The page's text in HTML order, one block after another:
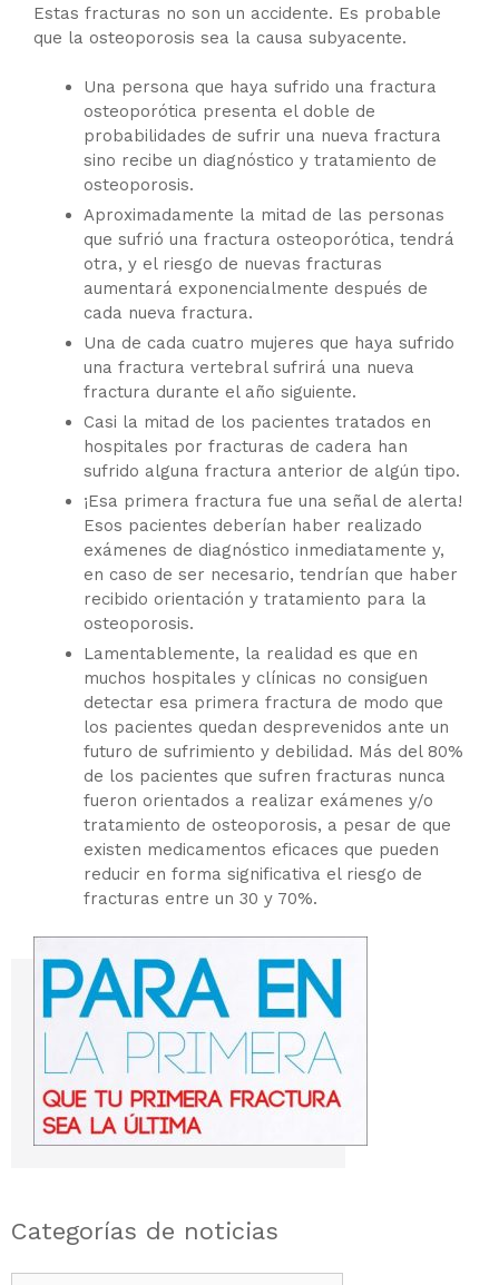
Estas fracturas no son un accidente. Es probable
que la osteoporosis sea la causa subyacente.
Una persona que haya sufrido una fractura
osteoporótica presenta el doble de
probabilidades de sufrir una nueva fractura
sino recibe un diagnóstico y tratamiento de
osteoporosis.
Aproximadamente la mitad de las personas
que sufrió una fractura osteoporótica, tendrá
otra, y el riesgo de nuevas fracturas
aumentará exponencialmente después de
cada nueva fractura.
Una de cada cuatro mujeres que haya sufrido
una fractura vertebral sufrirá una nueva
fractura durante el año siguiente.
Casi la mitad de los pacientes tratados en
hospitales por fracturas de cadera han
sufrido alguna fractura anterior de algún tipo.
¡Esa primera fractura fue una señal de alerta!
Esos pacientes deberían haber realizado
exámenes de diagnóstico inmediatamente y,
en caso de ser necesario, tendrían que haber
recibido orientación y tratamiento para la
osteoporosis.
Lamentablemente, la realidad es que en
muchos hospitales y clínicas no consiguen
detectar esa primera fractura de modo que
los pacientes quedan desprevenidos ante un
futuro de sufrimiento y debilidad. Más del 80%
de los pacientes que sufren fracturas nunca
fueron orientados a realizar exámenes y/o
tratamiento de osteoporosis, a pesar de que
existen medicamentos eficaces que pueden
reducir en forma significativa el riesgo de
fracturas entre un 30 y 70%.
Categorías de noticias